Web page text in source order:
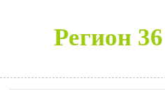
Регион 36